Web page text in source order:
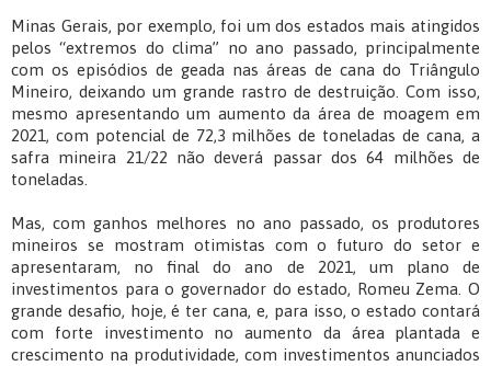
Minas Gerais, por exemplo, foi um dos estados mais atingidos
pelos “extremos do clima” no ano passado, principalmente
com os episódios de geada nas áreas de cana do Triângulo
Mineiro, deixando um grande rastro de destruição. Com isso,
mesmo apresentando um aumento da área de moagem em
2021, com potencial de 72,3 milhões de toneladas de cana, a
safra mineira 21/22 não deverá passar dos 64 milhões de
toneladas.
Mas, com ganhos melhores no ano passado, os produtores
mineiros se mostram otimistas com o futuro do setor e
apresentaram, no final do ano de 2021, um plano de
investimentos para o governador do estado, Romeu Zema. O
grande desafio, hoje, é ter cana, e, para isso, o estado contará
com forte investimento no aumento da área plantada e
crescimento na produtividade, com investimentos anunciados